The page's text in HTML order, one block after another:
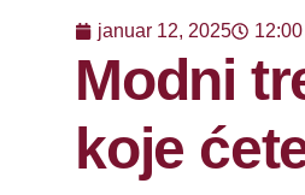
januar 12, 2025
Modni
koje